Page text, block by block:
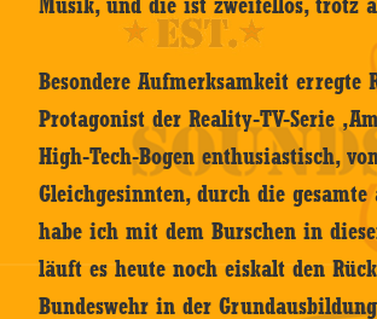
Besondere Aufmerksamkeit erregte
Protagonist der Reality-TV-Serie
High-Tech-Bogen enthusiastisch,
Gleichgesinnten, durch die
habe ich mit dem Burschen in
läuft es heute noch eiskalt den
Bundeswehr in der